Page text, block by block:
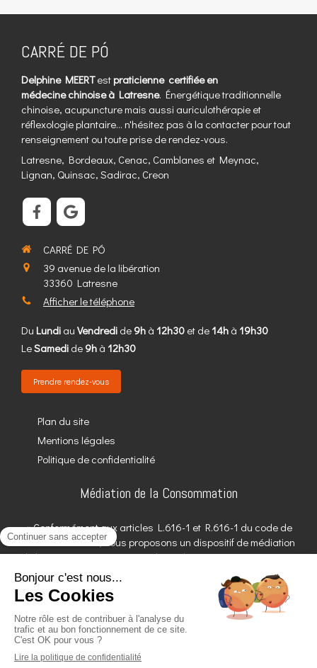
CARRÉ DE PÓ
Delphine MEERTest praticienne certifiée en
médecine chinoise à Latresne. Énergétique traditionnelle
chinoise, acupuncture mais aussi auriculothérapie et
réflexologie plantaire... n'hésitez pas à la contacter pour tout
renseignement ou toute prise de rendez-vous.
Latresne, Bordeaux, Cenac, Camblanes et Meynac,
Lignan, Quinsac, Sadirac, Creon
CARRÉ DE PÓ
39 avenue de la libération
33360 Latresne
Afficher le téléphone
Du Lundi au Vendredi de 9h à 12h30 et de 14h à 19h30
LeSamedi de 9h à 12h30
Prendre rendez-vous
Plan du site
Mentions légales
Politique de confidentialité
Médiation de la Consommation
« Conformément aux articles L.616-1 et R.616-1 du code de
la consommation, nous proposons un dispositif de médiation
de la consommation. L'entité de médiation retenue est : CNPM
- MEDIATION DE LA CONSOMMATION. En cas de litige,
vous pouvez déposer votre réclamation sur son site
:https://cnpm-mediation-consommation.euou par voie
postale en écrivant à CNPM - MEDIATION - CONSOMMATION
- Centre d’Affaires Stéphanois Immeuble l’Horizon –
Esplanade de France - 3 rue J. Constant Milleret - 42000
SAINT-ETIENNE »